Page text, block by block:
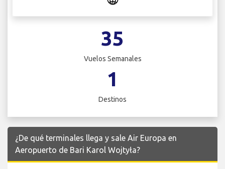
35
Vuelos Semanales
1
Destinos
¿De qué terminales llega y sale Air Europa en
Aeropuerto de Bari Karol Wojtyła?